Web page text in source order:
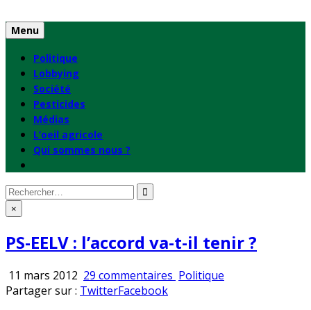
to
content
Menu
Politique
Lobbying
Société
Pesticides
Médias
L’oeil agricole
Qui sommes nous ?
Rechercher
: ×
PS-EELV : l’accord va-t-il tenir ?
11 mars 2012 29 commentaires sur
Publié
Politique
Partager sur : TwitterFacebook